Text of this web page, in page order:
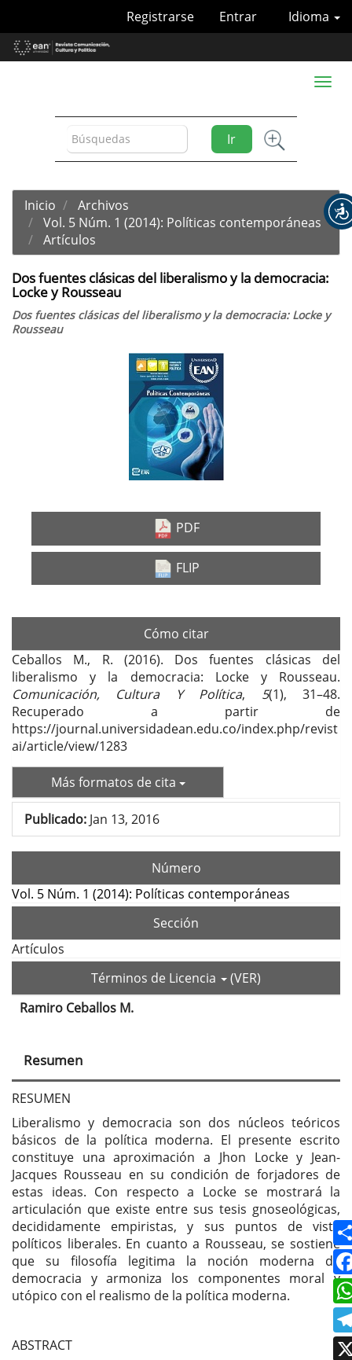
Contenido
principal
Idioma
Registrarse Entrar
Ir
Toggle
Inicio
Archivos
Vol. 5 Núm. 1 (2014): Políticas contemporáneas
Artículos
Dos fuentes clásicas del liberalismo y la democracia:
Locke y Rousseau
Dos fuentes clásicas del liberalismo y la democracia: Locke y
Rousseau
PDF
FLIP
Cómo citar
Ceballos M., R. (2016). Dos fuentes clásicas del
liberalismo y la democracia: Locke y Rousseau.
Comunicación, Cultura Y Política, 5(1), 31–48.
Recuperado a partir de
https://journal.universidadean.edu.co/index.php/revist
ai/article/view/1283
Más formatos de cita
Publicado: Jan 13, 2016
Número
Vol. 5 Núm. 1 (2014): Políticas contemporáneas
Sección
Artículos
Términos de Licencia
(VER)
Contenido
principal
del
artículo
Ramiro Ceballos M.
Resumen
RESUMEN
Liberalismo y democracia son dos núcleos teóricos
básicos de la política moderna. El presente escrito
constituye una aproximación a Jhon Locke y Jean-
Jacques Rousseau en su condición de forjadores de
estas ideas. Con respecto a Locke se mostrará la
articulación que existe entre sus tesis gnoseológicas,
decididamente empiristas, y sus puntos de vista
políticos liberales. En cuanto a Rousseau, se sostiene
que su filosofía legitima la noción moderna de
democracia y armoniza los componentes moral y
utópico con el realismo de la política moderna.
ABSTRACT